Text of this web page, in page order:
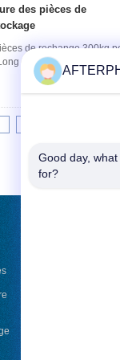
des pièces de
de rechange 300kg
défilement ligne par
Good day,
for?